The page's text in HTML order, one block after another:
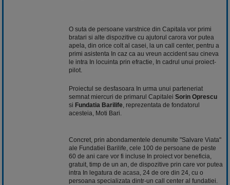
O suta de persoane varstnice din Capitala vor primi
bratari si alte dispozitive cu ajutorul carora vor putea
apela, din orice colt al casei, la un call center, pentru a
primi asistenta In caz ca au vreun accident sau cineva
le intra In locuinta prin efractie, In cadrul unui proiect-
pilot.
Proiectul se desfasoara In urma unui parteneriat
semnat miercuri de primarul Capitalei Sorin Oprescu
si Fundatia Barilife , reprezentata de fondatorul
acesteia, Moti Bari.
Concret, prin abondamentele denumite "Salvare Viata"
ale Fundatiei Barilife, cele 100 de persoane de peste
60 de ani care vor fi incluse In proiect vor beneficia,
gratuit, timp de un an, de dispozitive prin care vor putea
intra In legatura de acasa , 24 de ore din 24, cu o
persoana specializata dintr-un call center al fundatiei.